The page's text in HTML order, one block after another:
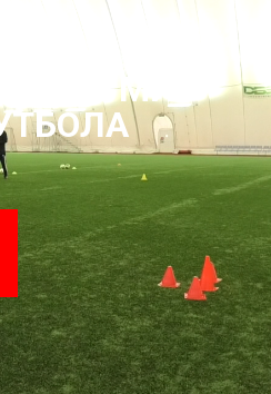
в МИР